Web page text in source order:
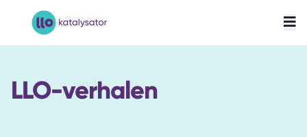
LLO-Katalysator
LLO-verhalen